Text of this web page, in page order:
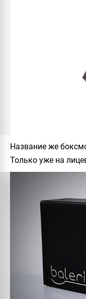
Название же
Только уже на